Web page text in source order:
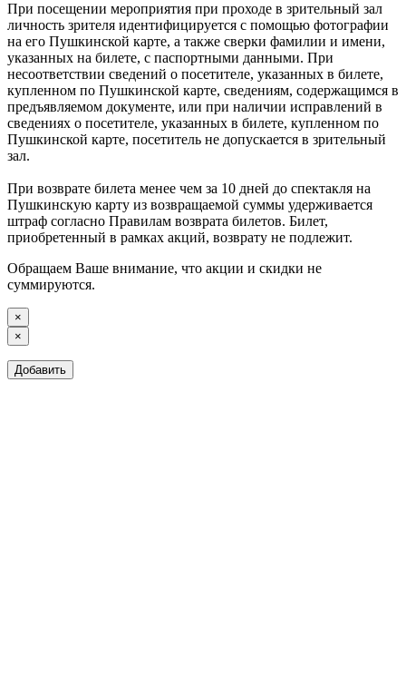
При посещении мероприятия при проходе в зрительный зал
личность зрителя идентифицируется с помощью фотографии
на его Пушкинской карте, а также сверки фамилии и имени,
указанных на билете, с паспортными данными. При
несоответствии сведений о посетителе, указанных в билете,
купленном по Пушкинской карте, сведениям, содержащимся в
предъявляемом документе, или при наличии исправлений в
сведениях о посетителе, указанных в билете, купленном по
Пушкинской карте, посетитель не допускается в зрительный
зал.
При возврате билета менее чем за 10 дней до спектакля на
Пушкинскую карту из возвращаемой суммы удерживается
штраф согласно Правилам возврата билетов. Билет,
приобретенный в рамках акций, возврату не подлежит.
Обращаем Ваше внимание, что акции и скидки не
суммируются.
×
×
Добавить